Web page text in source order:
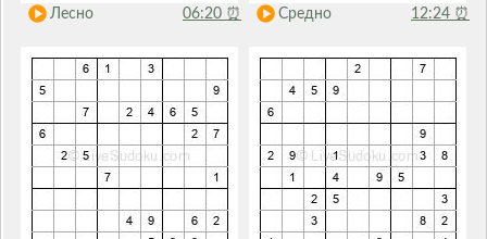
Лесно 06:20 ⏰ Средно 12:24 ⏰